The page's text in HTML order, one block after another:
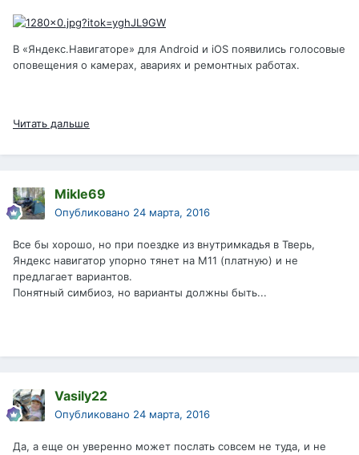
В «Яндекс.Навигаторе» для Android и iOS появились голосовые
оповещения о камерах, авариях и ремонтных работах.
Читать дальше
Mikle69
Опубликовано 24 марта, 2016
Все бы хорошо, но при поездке из внутримкадья в Тверь,
Яндекс навигатор упорно тянет на М11 (платную) и не
предлагает вариантов.
Понятный симбиоз, но варианты должны быть...
Vasily22
Опубликовано 24 марта, 2016
Да, а еще он уверенно может послать совсем не туда, и не